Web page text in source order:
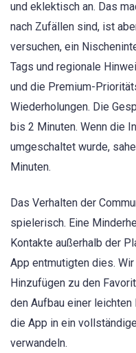
und eklektisch an. Das
nach Zufällen sind, ist
versuchen, ein
Tags und regionale
und die Premium-
Wiederholungen. Die
bis 2 Minuten. Wenn die
umgeschaltet wurde,
Minuten.
Das Verhalten der
spielerisch. Eine
Kontakte außerhalb der
App entmutigten dies.
Hinzufügen zu den
den Aufbau einer
die App in ein
verwandeln.